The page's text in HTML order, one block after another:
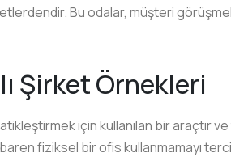
Bu odalar, müşteri
Şirket Örnekleri
için kullanılan bir araçtır
fiziksel bir ofis kullanmamayı